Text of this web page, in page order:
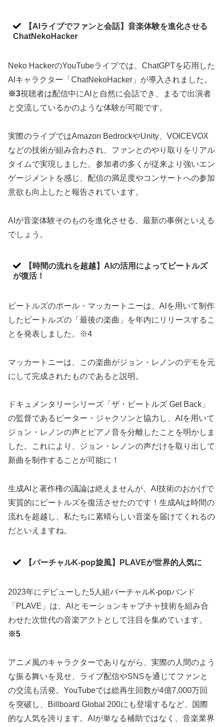
【AIライブでファンと会話】音楽体験を進化させる
ChatNekoHacker
Neko HackerのYouTubeライブでは、ChatGPTを応用した
AIキャラクター「ChatNekoHacker」が導入されました。
※3視聴者は配信中にAIと自然に会話でき、まるで出演者
と交流しているかのような体験が可能です。
実際のライブではAmazon BedrockやUnity、VOICEVOX
などの技術が組み合わされ、ファンとのやり取りをリアル
タイムで実現しました。参加者の多くが従来より強いエン
ゲージメントを感じ、配信の満足度やコンサートへの参加
意欲も向上したと報告されています。
AIが音楽体験そのものを進化させる、最新の事例といえる
でしょう。
【時間の流れを超越】AIの活用によってビートルズ
が復活！
ビートルズのポール・マッカートニーは、AIを用いて制作
したビートルズの「最後の楽曲」を年内にリリースするこ
とを発表しました。※4
マッカートニーは、この楽曲がジョン・レノンのデモを元
にして完成されたものであると説明。
ドキュメンタリーシリーズ「ザ・ビートルズ Get Back」
の監督であるピーター・ジャクソンと協力し、AIを用いて
ジョン・レノンの声とピアノ音を分離したことを明かしま
した。これにより、ジョン・レノンの声だけを取り出して
新曲を制作することが可能に！
生成AIと著作権の議論は絶えませんが、AI技術のおかげで
実質的にビートルズを復活させたのです！生成AIは時間の
流れを超越し、私たちに素晴らしい音楽を届けてくれるの
だといえますね。
【バーチャルK-pop旋風】PLAVEが世界的人気に
2023年にデビューした5人組バーチャルK-popバンド
「PLAVE」は、AIとモーションキャプチャ技術を組み合
わせた次世代の音楽アクトとして注目を集めています。
※5
アニメ風のキャラクターでありながら、実際の人間のよう
な振る舞いを見せ、ライブ配信やSNSを通じてファンと
の交流も活発。YouTubeでは総再生回数が4億7,000万回
を突破し、Billboard Global 200にも登場するなど、国際
的な人気を誇ります。AIが単なる補助ではなく、音楽業界